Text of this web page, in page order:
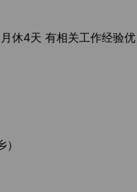
休4天 有相关工作经验优